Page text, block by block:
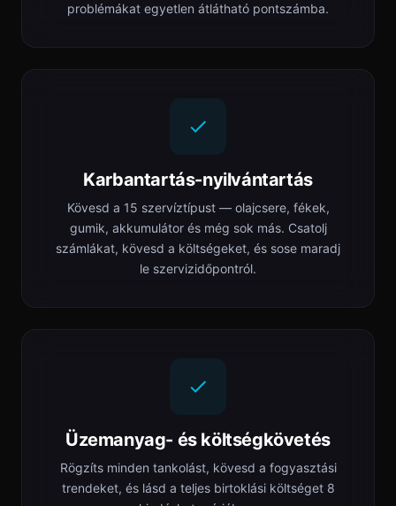
problémákat egyetlen átlátható pontszámba.
Karbantartás-nyilvántartás
Kövesd a 15 szervíztípust — olajcsere, fékek,
gumik, akkumulátor és még sok más. Csatolj
számlákat, kövesd a költségeket, és sose maradj
le szervizidőpontról.
Üzemanyag- és költségkövetés
Rögzíts minden tankolást, kövesd a fogyasztási
trendeket, és lásd a teljes birtoklási költséget 8